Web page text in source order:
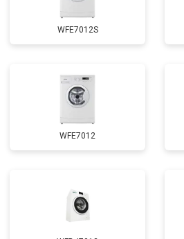
Замена приводного ремня
WFE7012S
WFE7012